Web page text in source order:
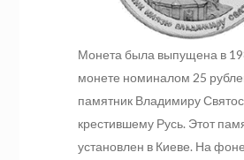
Монета была выпущена в
монете номиналом 25
памятник Владимиру
крестившему Русь. Этот
установлен в Киеве. На